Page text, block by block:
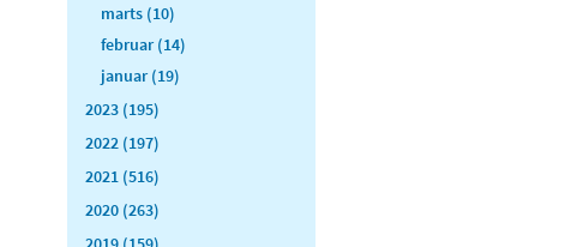
marts (10)
februar (14)
januar (19)
2023 (195)
2022 (197)
2021 (516)
2020 (263)